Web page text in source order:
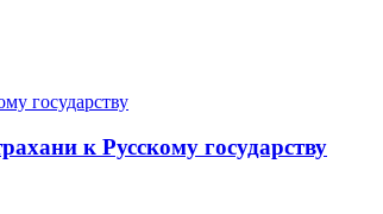
к Русскому государству